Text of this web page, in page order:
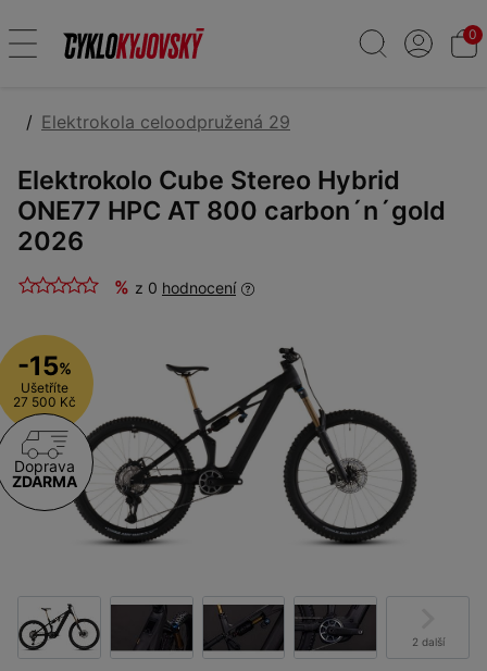
0
Elektrokola celoodpružená 29
Elektrokolo Cube Stereo Hybrid
ONE77 HPC AT 800 carbon´n´gold
2026
% z 0 hodnocení
-15%
Ušetříte
27 500 Kč
Doprava
ZDARMA
2 další